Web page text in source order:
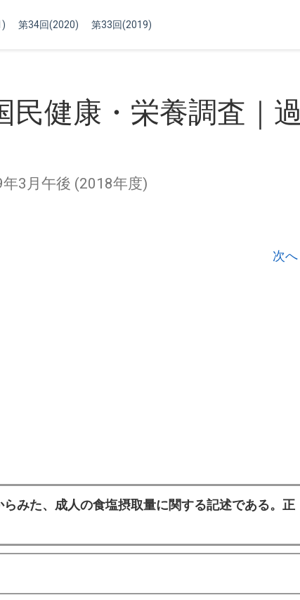
第34回(2020) 第33回(2019)
民健康・栄養調査｜過
3月午後 (2018年度)
次へ
みた、成人の食塩摂取量に関する記述である。正